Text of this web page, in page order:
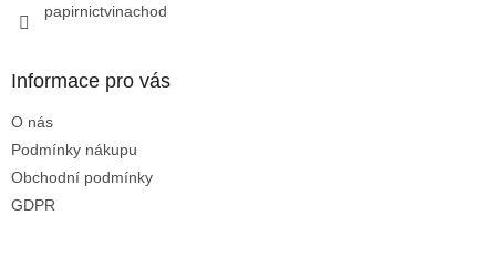
papirnictvinachod
Informace pro vás
O nás
Podmínky nákupu
Obchodní podmínky
GDPR